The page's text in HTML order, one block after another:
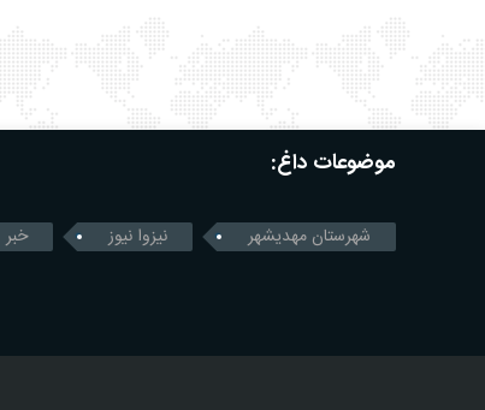
موضوعات داغ:
شهرستان مهدیشهر نیزوا نیوز خبر